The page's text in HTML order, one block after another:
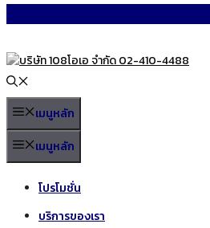
to
content
เมนูหลัก
เมนูหลัก
โปรโมชั่น
บริการของเรา